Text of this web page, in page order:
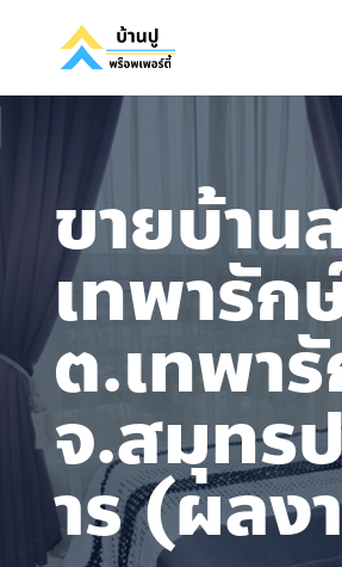
ขายบ้าน
เทพารัก
ต.เทพา
จ.สมุทร
าร (ผลง